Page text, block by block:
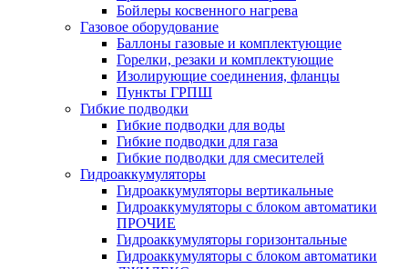
Бойлеры косвенного нагрева
Газовое оборудование
Баллоны газовые и комплектующие
Горелки, резаки и комплектующие
Изолирующие соединения, фланцы
Пункты ГРПШ
Гибкие подводки
Гибкие подводки для воды
Гибкие подводки для газа
Гибкие подводки для смесителей
Гидроаккумуляторы
Гидроаккумуляторы вертикальные
Гидроаккумуляторы с блоком автоматики
ПРОЧИЕ
Гидроаккумуляторы горизонтальные
Гидроаккумуляторы с блоком автоматики